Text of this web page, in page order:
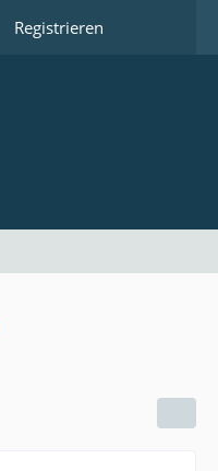
Registrieren